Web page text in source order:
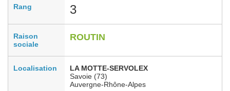
Rang 3
Raison
sociale
ROUTIN
Localisation
LA MOTTE-SERVOLEX
Savoie (73)
Auvergne-Rhône-Alpes